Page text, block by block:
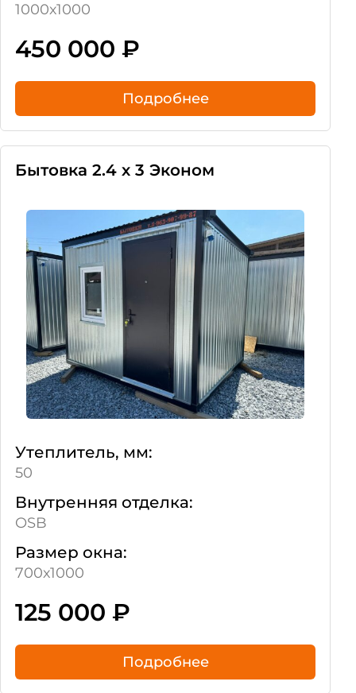
1000х1000
450 000 ₽
Подробнее
Бытовка 2.4 х 3 Эконом
Утеплитель, мм:
50
Внутренняя отделка:
OSB
Размер окна:
700х1000
125 000 ₽
Подробнее